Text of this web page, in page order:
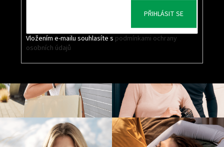
Vložením e-mailu souhlasíte s podmínkami ochrany
osobních údajů
PŘIHLÁSIT SE